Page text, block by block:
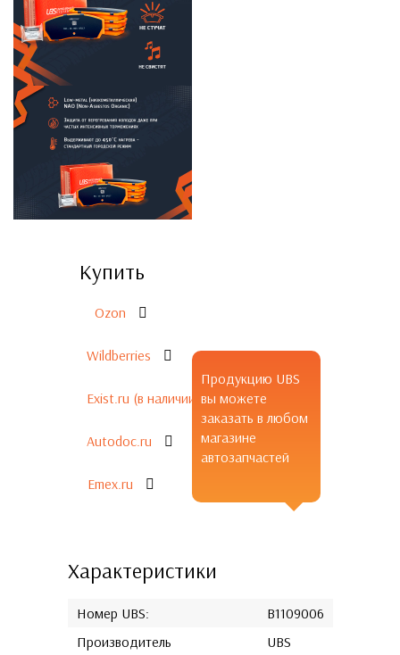
Характеристики
Номер UBS:
B1109006
Производитель
UBS
Продукцию UBS
вы можете
заказать в любом
магазине
автозапчастей
Купить
Ozon
Wildberries
Exist.ru (в наличии)
Autodoc.ru
Emex.ru